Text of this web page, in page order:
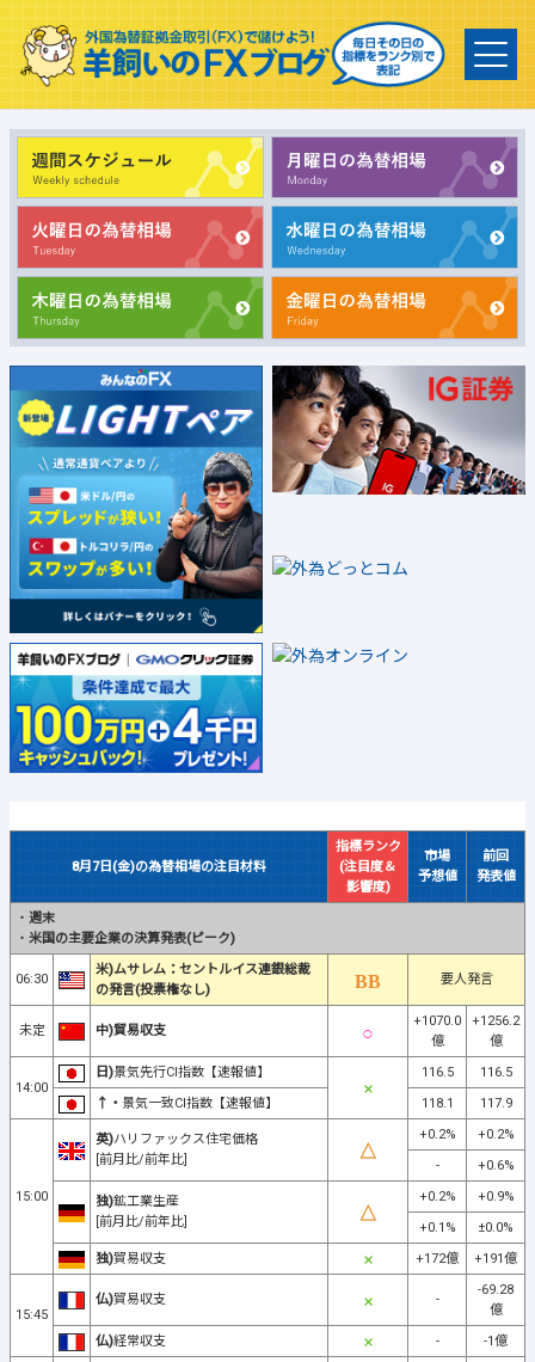
8月7日(金)の為替相場の注目材料
指標ランク
(注目度＆
影響度)
市場
予想値
前回
発表値
・ 週末
・ 米国の主要企業の決算発表(ピーク)
06:30
米)ムサレム：セントルイス連銀総裁
の発言(投票権なし)
要人発言
未定 中)貿易収支
+1070.0
億
+1256.2
億
14:00
日)景気先行CI指数【速報値】 116.5
116.5
↑・ 景気一致CI指数【速報値】 118.1 117.9
15:00
英)ハリファックス住宅価格
[前月比/前年比]
+0.2%
+0.2%
-
+0.6%
独)鉱工業生産
[前月比/前年比]
+0.2%
+0.9%
+0.1%
±0.0%
独)貿易収支 +172億 +191億
15:45
仏)貿易収支 -
-69.28
億
仏)経常収支 - -1億